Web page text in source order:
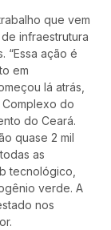
que vem
infraestrutura
“Essa ação é
em
lá atrás,
do
do Ceará.
quase 2 mil
as
tecnológico,
verde. A
nos